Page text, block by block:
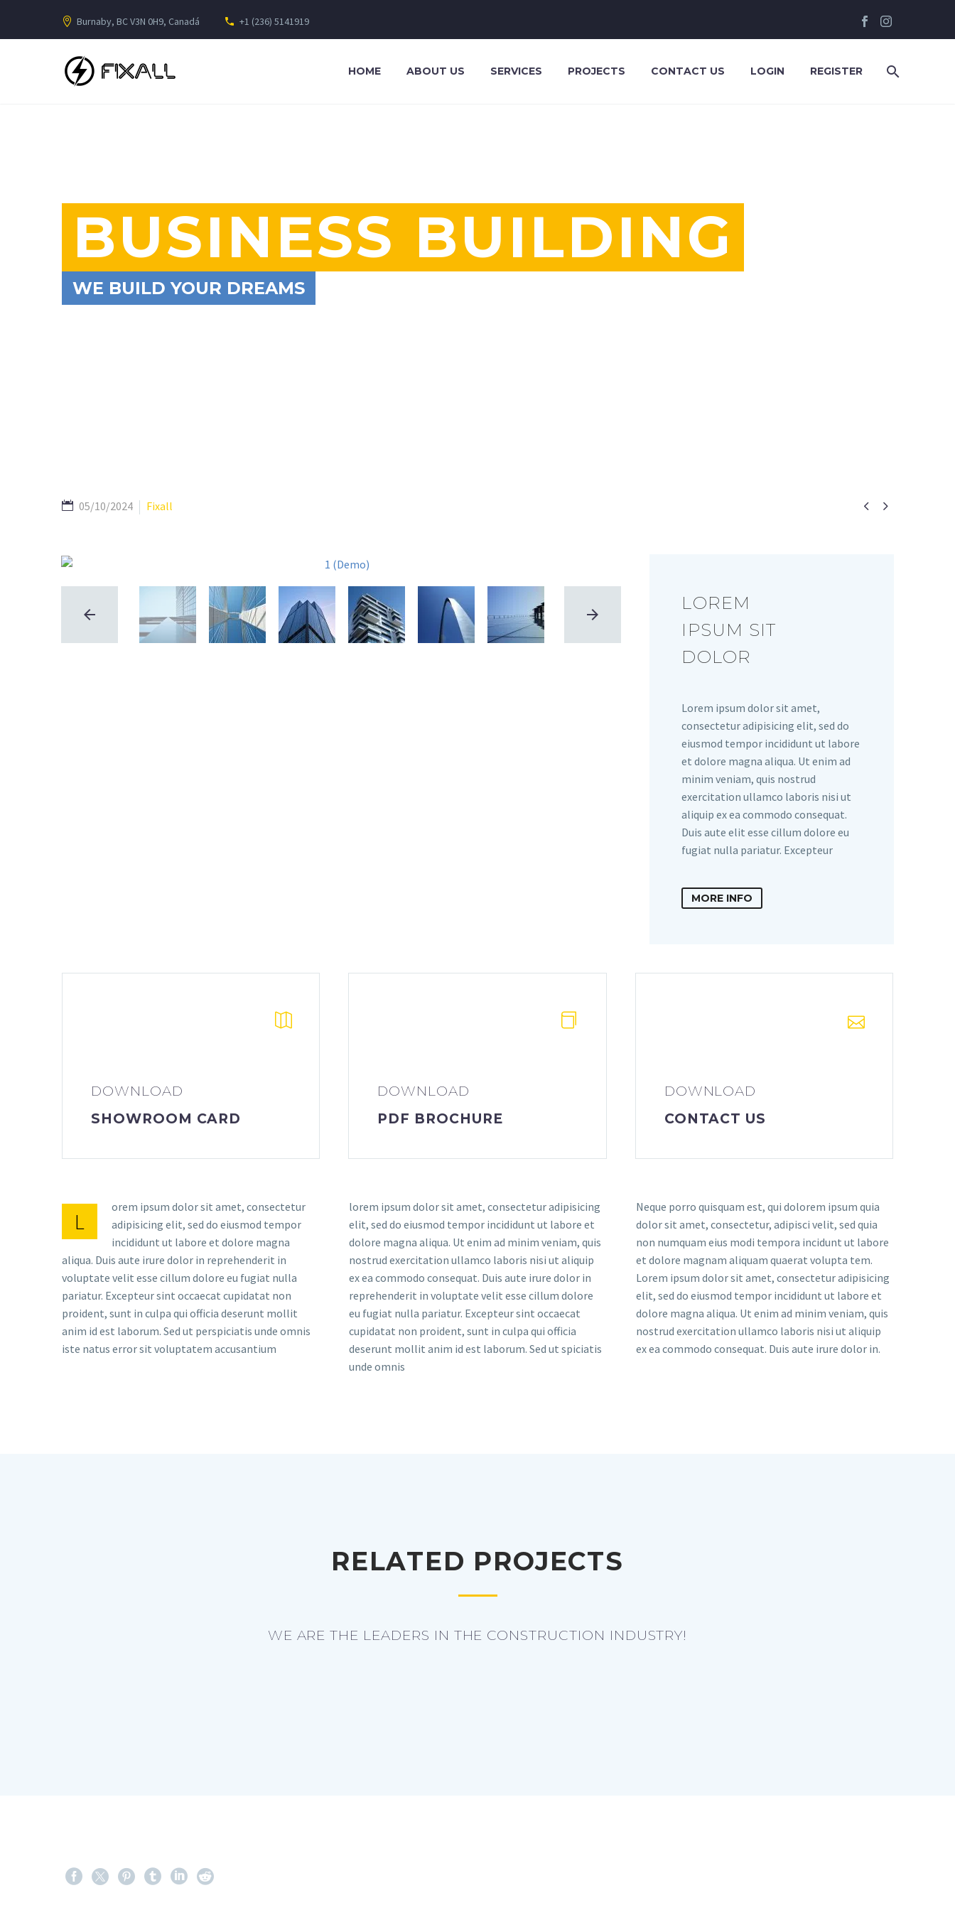
Burnaby, BC V3N 0H9, Canadá +1 (236) 5141919
HOME ABOUT US SERVICES PROJECTS CONTACT US LOGIN REGISTER
BUSINESS BUILDING
WE BUILD YOUR DREAMS
 
05/10/2024 Fixall
LOREM
IPSUM SIT
DOLOR
Lorem ipsum dolor sit amet,
consectetur adipisicing elit, sed do
eiusmod tempor incididunt ut labore
et dolore magna aliqua. Ut enim ad
minim veniam, quis nostrud
exercitation ullamco laboris nisi ut
aliquip ex ea commodo consequat.
Duis aute elit esse cillum dolore eu
fugiat nulla pariatur. Excepteur
MORE INFO
DOWNLOAD
SHOWROOM CARD
DOWNLOAD
PDF BROCHURE
DOWNLOAD
CONTACT US
L
orem ipsum dolor sit amet, consectetur
adipisicing elit, sed do eiusmod tempor
incididunt ut labore et dolore magna
aliqua. Duis aute irure dolor in reprehenderit in
voluptate velit esse cillum dolore eu fugiat nulla
pariatur. Excepteur sint occaecat cupidatat non
proident, sunt in culpa qui officia deserunt mollit
anim id est laborum. Sed ut perspiciatis unde omnis
iste natus error sit voluptatem accusantium
lorem ipsum dolor sit amet, consectetur adipisicing
elit, sed do eiusmod tempor incididunt ut labore et
dolore magna aliqua. Ut enim ad minim veniam, quis
nostrud exercitation ullamco laboris nisi ut aliquip
ex ea commodo consequat. Duis aute irure dolor in
reprehenderit in voluptate velit esse cillum dolore
eu fugiat nulla pariatur. Excepteur sint occaecat
cupidatat non proident, sunt in culpa qui officia
deserunt mollit anim id est laborum. Sed ut spiciatis
unde omnis
Neque porro quisquam est, qui dolorem ipsum quia
dolor sit amet, consectetur, adipisci velit, sed quia
non numquam eius modi tempora incidunt ut labore
et dolore magnam aliquam quaerat volupta tem.
Lorem ipsum dolor sit amet, consectetur adipisicing
elit, sed do eiusmod tempor incididunt ut labore et
dolore magna aliqua. Ut enim ad minim veniam, quis
nostrud exercitation ullamco laboris nisi ut aliquip
ex ea commodo consequat. Duis aute irure dolor in.
RELATED PROJECTS
WE ARE THE LEADERS IN THE CONSTRUCTION INDUSTRY!